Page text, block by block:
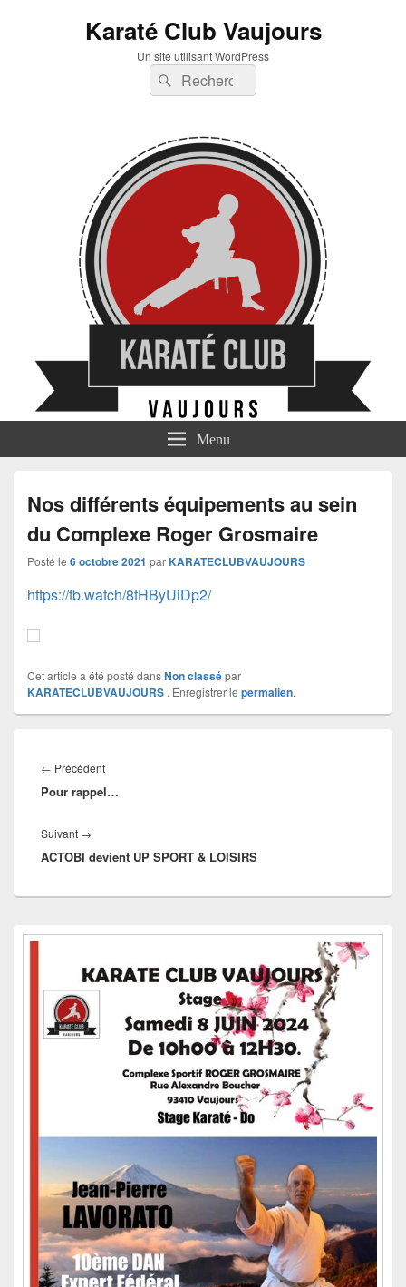
Karaté Club Vaujours
Un site utilisant WordPress
Recherche :
Rechercher
Menu
Nos différents équipements au sein
du Complexe Roger Grosmaire
Posté le 6 octobre 2021 parKARATECLUBVAUJOURS
https://fb.watch/8tHByUiDp2/
Cet article a été posté dansNon classépar
KARATECLUBVAUJOURS . Enregistrer le permalien.
de
l’article
← PrécédentArticle
précédent :
Pour rappel…
Suivant →
suivant :
ACTOBI devient UP SPORT & LOISIRS
Zone
principale